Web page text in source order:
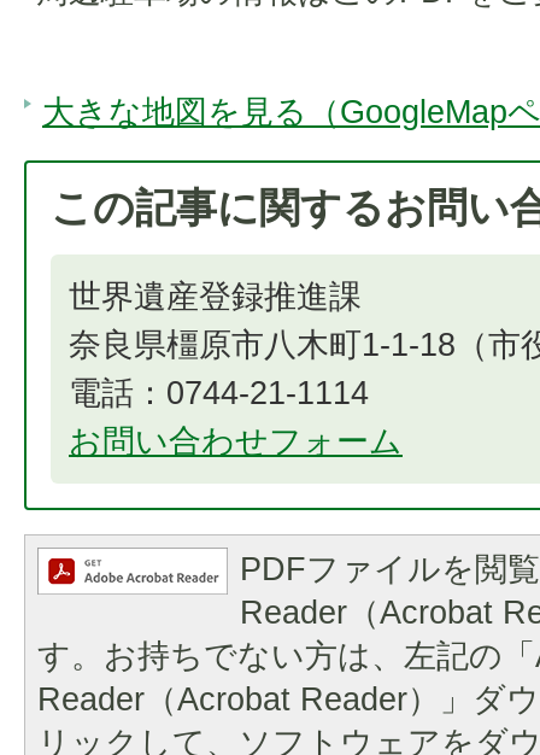
大きな地図を見る（GoogleMap
この記事に関するお問い
世界遺産登録推進課
奈良県橿原市八木町1-1-18（市
電話：0744-21-1114
お問い合わせフォーム
PDFファイルを閲
Reader（Acrobat
す。お持ちでない方は、左記の
Reader（Acrobat Reader）」ダ
リックして、ソフトウェアをダ